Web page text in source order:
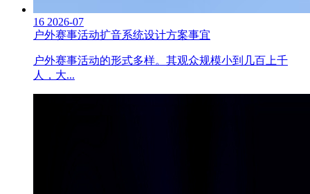
16 2026-07
户外赛事活动扩音系统设计方案事宜
户外赛事活动的形式多样。其观众规模小到几百上千
人，大...